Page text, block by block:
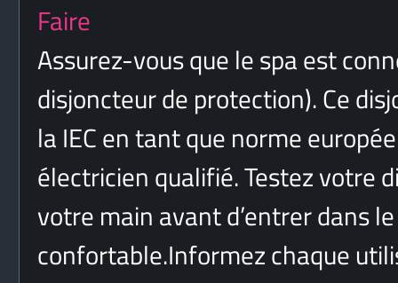
Faire
Assurez-vous que le spa est
disjoncteur de protection). Ce
la IEC en tant que norme
électricien qualifié. Testez votre
votre main avant d’entrer dans
confortable.Informez chaque